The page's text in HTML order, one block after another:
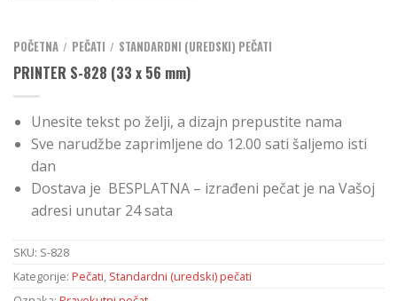
POČETNA / PEČATI / STANDARDNI (UREDSKI) PEČATI
PRINTER S-828 (33 x 56 mm)
Unesite tekst po želji, a dizajn prepustite nama
Sve narudžbe zaprimljene do 12.00 sati šaljemo isti
dan
Dostava je BESPLATNA – izrađeni pečat je na Vašoj
adresi unutar 24 sata
SKU: S-828
Kategorije: Pečati, Standardni (uredski) pečati